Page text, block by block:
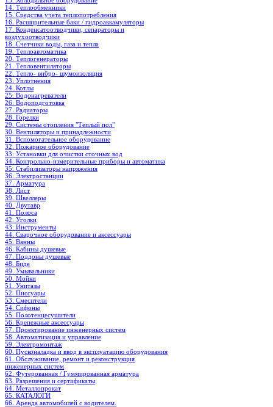
14. Теплообменники
15. Средства учета теплопотребления
16. Расширительные баки / гидроаккамуляторы
17. Конденсатоотводчики, сепараторы и
воздухоотводчики
18. Счетчики воды, газа и тепла
19. Теплоавтоматика
20. Теплогенераторы
21. Тепловентиляторы
22. Тепло- вибро- шумоизоляция
23. Уплотнения
24. Котлы
25. Водонагреватели
26. Водоподготовка
27. Радиаторы
28. Горелки
29. Системы отопления "Теплый пол"
30. Вентиляторы и принадлежности
31. Вспомогательное оборудование
32. Пожарное оборудование
33. Установки для очистки сточных вод
34. Контрольно-измерительные приборы и автоматика
35. Стабилизаторы напряжения
36. Электростанции
37. Арматура
38. Лист
39. Швеллеры
40. Двутавр
41. Полоса
42. Уголки
43. Инструменты
44. Сварочное оборудование и аксессуары
45. Ванны
46. Кабины душевые
47. Поддоны душевые
48. Биде
49. Умывальники
50. Мойки
51. Унитазы
52. Писсуары
53. Смесители
54. Сифоны
55. Полотенцесушители
56. Крепежные аксессуары
57. Проектирование инженерных систем
58. Автоматизация и управление
59. Электромонтаж
60. Пусконаладка и ввод в эксплуатацию оборудования
61. Обслуживание, ремонт и реконструкция
инженерных систем
62. Футерованная / Гуммированная арматура
63. Разрешения и сертификаты
64. Металлопрокат
65. КАТАЛОГИ
66. Аренда автомобилей с водителем.